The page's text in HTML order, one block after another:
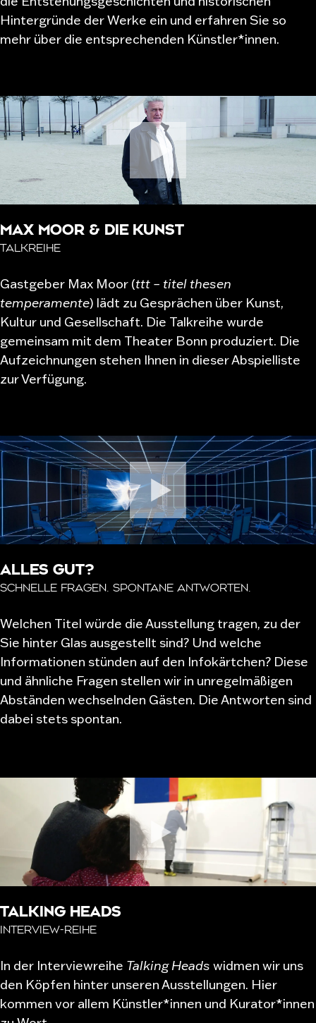
Hintergründe der Werke ein und erfahren Sie so
mehr über die entsprechenden Künstler*innen.
MAX MOOR & DIE KUNST
TALKREIHE
Gastgeber Max Moor (ttt – titel thesen
temperamente) lädt zu Gesprächen über Kunst,
Kultur und Gesellschaft. Die Talkreihe wurde
gemeinsam mit dem Theater Bonn produziert. Die
Aufzeichnungen stehen Ihnen in dieser Abspielliste
zur Verfügung.
ALLES GUT?
SCHNELLE FRAGEN. SPONTANE ANTWORTEN.
Welchen Titel würde die Ausstellung tragen, zu der
Sie hinter Glas ausgestellt sind? Und welche
Informationen stünden auf den Infokärtchen? Diese
und ähnliche Fragen stellen wir in unregelmäßigen
Abständen wechselnden Gästen. Die Antworten sind
dabei stets spontan.
TALKING HEADS
INTERVIEW-REIHE
In der Interviewreihe Talking Heads widmen wir uns
den Köpfen hinter unseren Ausstellungen. Hier
kommen vor allem Künstler*innen und Kurator*innen